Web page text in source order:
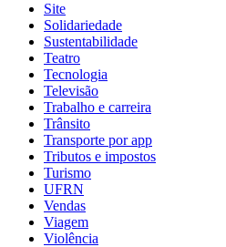
Site
Solidariedade
Sustentabilidade
Teatro
Tecnologia
Televisão
Trabalho e carreira
Trânsito
Transporte por app
Tributos e impostos
Turismo
UFRN
Vendas
Viagem
Violência